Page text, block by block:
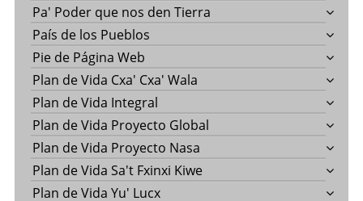
Pa' Poder que nos den Tierra
País de los Pueblos
Pie de Página Web
Plan de Vida Cxa' Cxa' Wala
Plan de Vida Integral
Plan de Vida Proyecto Global
Plan de Vida Proyecto Nasa
Plan de Vida Sa't Fxinxi Kiwe
Plan de Vida Yu' Lucx